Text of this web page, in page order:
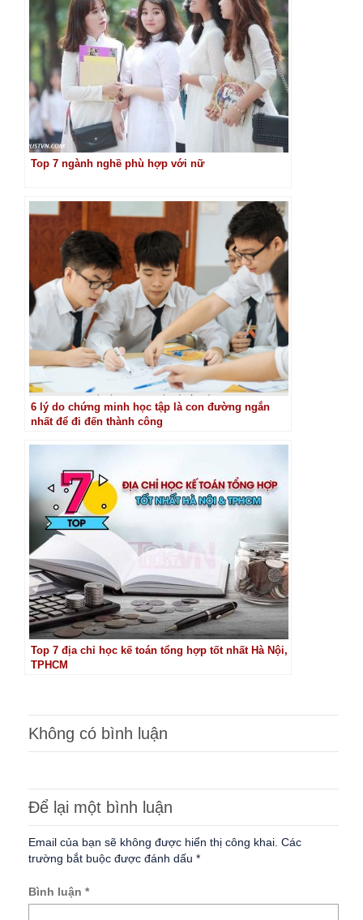
Top 7 ngành nghề phù hợp với nữ
6 lý do chứng minh học tập là con đường ngắn
nhất để đi đến thành công
Top 7 địa chỉ học kế toán tổng hợp tốt nhất Hà Nội,
TPHCM
Không có bình luận
Để lại một bình luận
Email của bạn sẽ không được hiển thị công khai. Các
trường bắt buộc được đánh dấu *
Bình luận *